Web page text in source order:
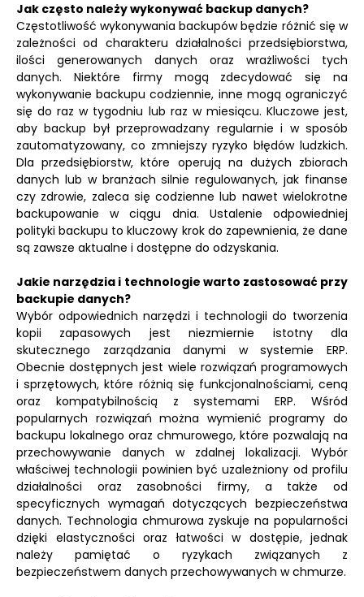
Jak często należy wykonywać backup danych?
Częstotliwość wykonywania backupów będzie różnić się w
zależności od charakteru działalności przedsiębiorstwa,
ilości generowanych danych oraz wrażliwości tych
danych. Niektóre firmy mogą zdecydować się na
wykonywanie backupu codziennie, inne mogą ograniczyć
się do raz w tygodniu lub raz w miesiącu. Kluczowe jest,
aby backup był przeprowadzany regularnie i w sposób
zautomatyzowany, co zmniejszy ryzyko błędów ludzkich.
Dla przedsiębiorstw, które operują na dużych zbiorach
danych lub w branżach silnie regulowanych, jak finanse
czy zdrowie, zaleca się codzienne lub nawet wielokrotne
backupowanie w ciągu dnia. Ustalenie odpowiedniej
polityki backupu to kluczowy krok do zapewnienia, że dane
są zawsze aktualne i dostępne do odzyskania.
Jakie narzędzia i technologie warto zastosować przy
backupie danych?
Wybór odpowiednich narzędzi i technologii do tworzenia
kopii zapasowych jest niezmiernie istotny dla
skutecznego zarządzania danymi w systemie ERP.
Obecnie dostępnych jest wiele rozwiązań programowych
i sprzętowych, które różnią się funkcjonalnościami, ceną
oraz kompatybilnością z systemami ERP. Wśród
popularnych rozwiązań można wymienić programy do
backupu lokalnego oraz chmurowego, które pozwalają na
przechowywanie danych w zdalnej lokalizacji. Wybór
właściwej technologii powinien być uzależniony od profilu
działalności oraz zasobności firmy, a także od
specyficznych wymagań dotyczących bezpieczeństwa
danych. Technologia chmurowa zyskuje na popularności
dzięki elastyczności oraz łatwości w dostępie, jednak
należy pamiętać o ryzykach związanych z
bezpieczeństwem danych przechowywanych w chmurze.